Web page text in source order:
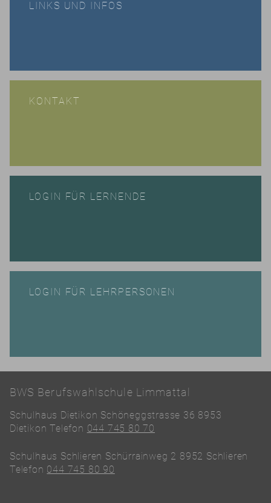
LINKS UND INFOS
KONTAKT
LOGIN FÜR LERNENDE
LOGIN FÜR LEHRPERSONEN
BWS Berufswahlschule Limmattal
Schulhaus Dietikon Schöneggstrasse 36 8953
Dietikon Telefon 044 745 80 70
Schulhaus Schlieren Schürrainweg 2 8952 Schlieren
Telefon 044 745 80 90